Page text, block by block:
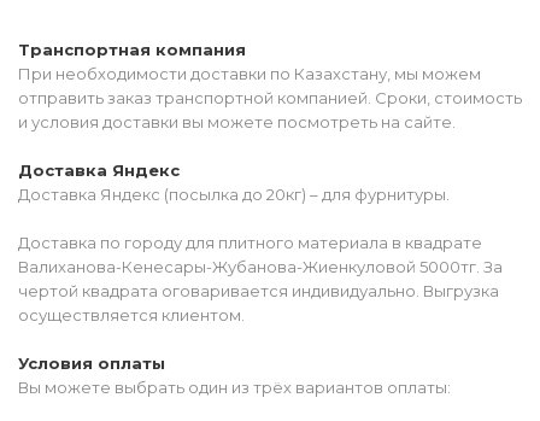
Транспортная компания
При необходимости доставки по Казахстану, мы можем
отправить заказ транспортной компанией. Сроки, стоимость
и условия доставки вы можете посмотреть на сайте.
Доставка Яндекс
Доставка Яндекс (посылка до 20кг) – для фурнитуры.
Доставка по городу для плитного материала в квадрате
Валиханова-Кенесары-Жубанова-Жиенкуловой 5000тг. За
чертой квадрата оговаривается индивидуально. Выгрузка
осуществляется клиентом.
Условия оплаты
Вы можете выбрать один из трёх вариантов оплаты: